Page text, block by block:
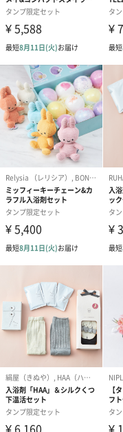
使用方法
<フラワ
浴槽の
<バスフ
てくださ
フラワー
香りが広
※製造工
差があ
使用上の注意
●本品は
●肌に合
●肌に傷
ださい。
●ご使用
●製品の
●循環式
機種に
お使い
●ご使用
てくださ
●天然大
す。
●バスフ
状態でも
すので、
りませ
●本品を
●高温多
ころで保